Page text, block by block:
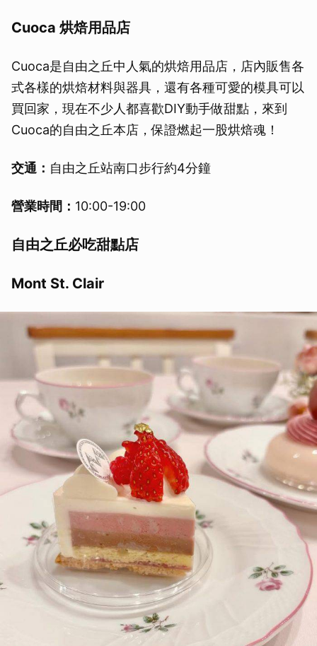
Cuoca 烘焙用品店
Cuoca是自由之丘中人氣的烘焙用品店，店內販售各
式各樣的烘焙材料與器具，還有各種可愛的模具可以
買回家，現在不少人都喜歡DIY動手做甜點，來到
Cuoca的自由之丘本店，保證燃起一股烘焙魂！
交通： 自由之丘站南口步行約4分鐘
營業時間： 10:00-19:00
自由之丘必吃甜點店
Mont St. Clair